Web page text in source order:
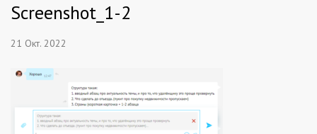
Кейсы
Исполнителям
Screenshot_1-2
21 Окт. 2022